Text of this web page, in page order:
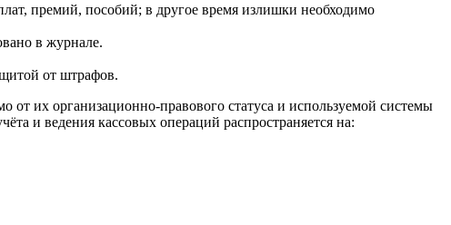
премий, пособий; в другое время излишки необходимо
в журнале.
от штрафов.
их организационно-правового статуса и используемой системы
и ведения кассовых операций распространяется на: